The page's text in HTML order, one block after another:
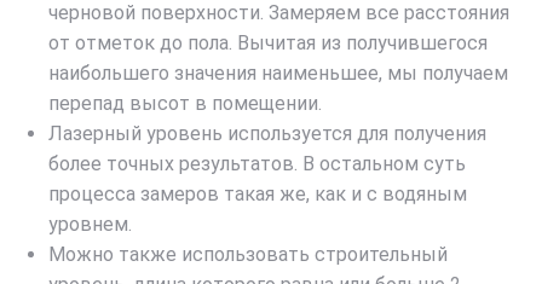
черновой поверхности. Замеряем все расстояния
от отметок до пола. Вычитая из получившегося
наибольшего значения наименьшее, мы получаем
перепад высот в помещении.
Лазерный уровень используется для получения
более точных результатов. В остальном суть
процесса замеров такая же, как и с водяным
уровнем.
Можно также использовать строительный